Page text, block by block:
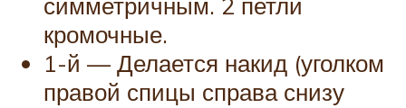
кромочные.
1-й — Делается накид (уголком
правой спицы справа снизу